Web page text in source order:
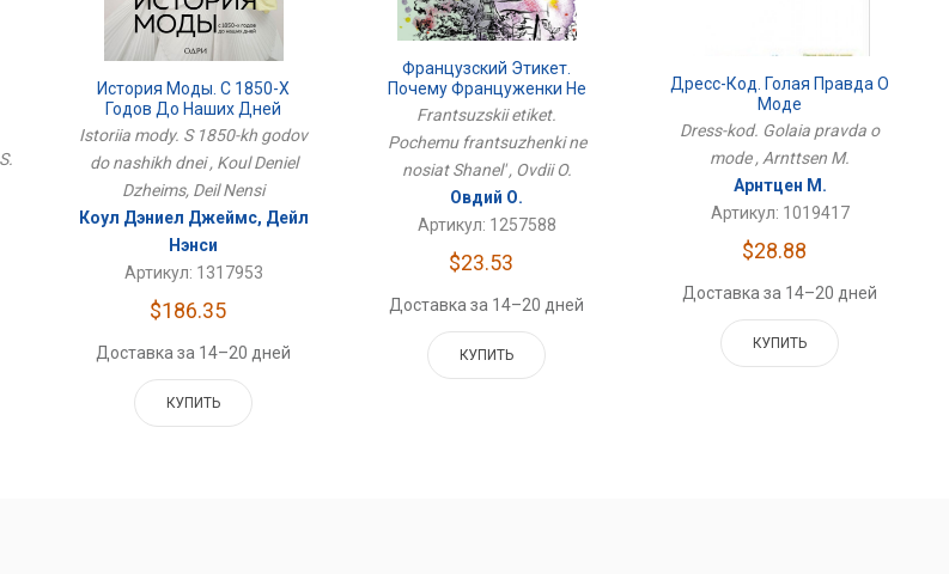
История Моды. С 1850-Х
Годов До Наших Дней
Istoriia mody. S 1850-kh godov
do nashikh dnei , Koul Deniel
Dzheims, Deil Nensi
Коул Дэниел Джеймс, Дейл
Нэнси
Артикул: 1317953
$186.35
Доставка за 14–20 дней
КУПИТЬ
Французский Этикет.
Почему Француженки Не
Носят Шанель
Frantsuzskii etiket.
Pochemu frantsuzhenki ne
nosiat Shanel' , Ovdii O.
Овдий О.
Артикул: 1257588
$23.53
Доставка за 14–20 дней
КУПИТЬ
Дресс-Код. Голая Правда О
Моде
Dress-kod. Golaia pravda o
mode , Arnttsen M.
Арнтцен М.
Артикул: 1019417
$28.88
Доставка за 14–20 дней
КУПИТЬ